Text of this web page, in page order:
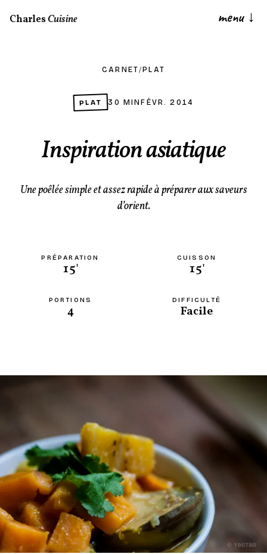
CharlesCuisine menu ↓
CARNET/ PLAT
PLAT 30 MINFÉVR. 2014
Inspiration asiatique
Une poêlée simple et assez rapide à préparer aux saveurs
d’orient.
PRÉPARATION
15'
CUISSON
15'
PORTIONS
4
DIFFICULTÉ
Facile